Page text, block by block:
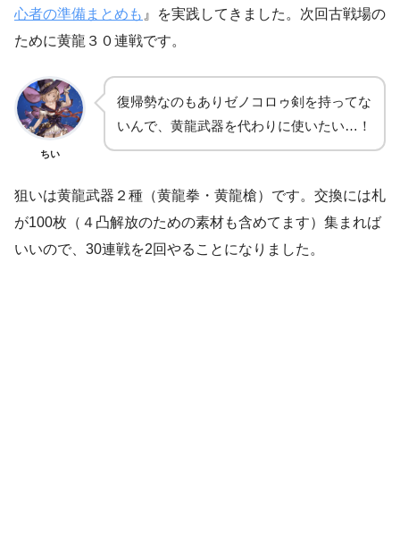
心者の準備まとめも 』を実践してきました。次回古戦場の
ために黄龍３０連戦です。
ちい
復帰勢なのもありゼノコロゥ剣を持ってな
いんで、黄龍武器を代わりに使いたい…！
狙いは黄龍武器２種（黄龍拳・黄龍槍）です。交換には札
が100枚（４凸解放のための素材も含めてます）集まれば
いいので、30連戦を2回やることになりました。